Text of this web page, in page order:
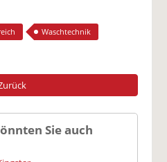
Waschtechnik
Sie auch